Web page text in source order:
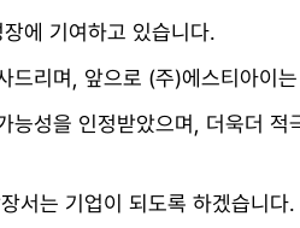
에 기여하고 있습니다.
리며, 앞으로 (주)에스티아이
성을 인정받았으며, 더욱더
서는 기업이 되도록 하겠습니다.